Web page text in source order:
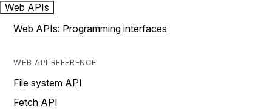
Web APIs
Web APIs: Programming interfaces
WEB API REFERENCE
File system API
Fetch API